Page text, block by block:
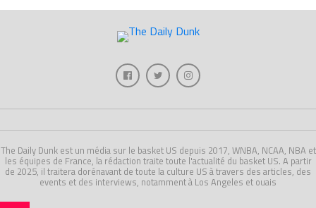
The Daily Dunk est un média sur le basket US depuis 2017, WNBA, NCAA, NBA et
les équipes de France, la rédaction traite toute l'actualité du basket US. A partir
de 2025, il traitera dorénavant de toute la culture US à travers des articles, des
events et des interviews, notamment à Los Angeles et ouais